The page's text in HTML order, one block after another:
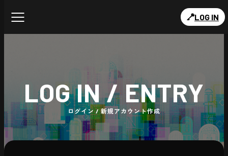
LOG IN
LOG IN / ENTRY
ログイン / 新規アカウント作成